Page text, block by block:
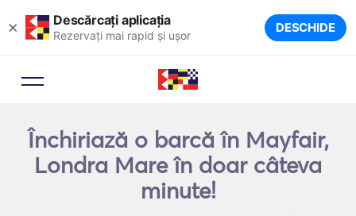
× Descărcați aplicația
Rezervați mai rapid și ușor DESCHIDE
Închiriază o barcă în Mayfair,
Londra Mare în doar câteva
minute!